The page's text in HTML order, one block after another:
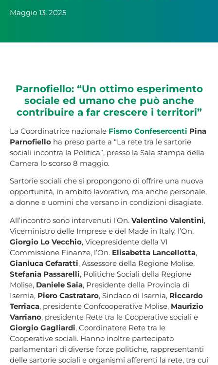
Maggio 13, 2025
Parnofiello: “Un ottimo esperimento
sociale ed umano che può anche
contribuire a far crescere i territori”
La Coordinatrice nazionale Fismo Confesercenti Pina
Parnofiello ha preso parte a “La rete tra le sartorie
sociali incontra la Politica”, presso la Sala stampa della
Camera lo scorso 8 maggio.
Sartorie sociali che si propongono di offrire una nuova
opportunità, in ambito lavorativo, ma anche personale,
a donne e uomini che versano in condizioni disagiate.
All’incontro sono intervenuti l’On. Valentino Valentini,
Viceministro delle Imprese e del Made in Italy, l’On.
Giorgio Lo Vecchio, Vicepresidente della VI
Commissione Finanze, l’On. Elisabetta Lancellotta,
Gianluca Cefaratti, Assessore della Regione Molise,
Stefania Passarelli, Politiche Sociali della Regione
Molise, Daniele Saia, Presidente della Provincia di
Isernia, Piero Castrataro, Sindaco di Isernia, Riccardo
Terriaca, presidente Confcooperative Molise, Maurizio
Varriano, presidente Rete tra le Cooperative sociali e
Giorgio Gagliardi, Coordinatore Rete tra le
Cooperative sociali. Hanno inoltre partecipato
parlamentari di diverse forze politiche, rappresentanti
delle sartorie sociali e organismi afferenti la rete, tra cui